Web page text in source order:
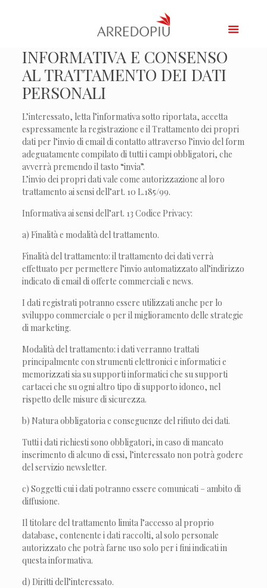
INFORMATIVA E CONSENSO
AL TRATTAMENTO DEI DATI
PERSONALI
L’interessato, letta l’informativa sotto riportata, accetta
espressamente la registrazione e il Trattamento dei propri
dati per l’invio di email di contatto attraverso l’invio del form
adeguatamente compilato di tutti i campi obbligatori, che
avverrà premendo il tasto “invia”.
L’invio dei propri dati vale come autorizzazione al loro
trattamento ai sensi dell’art. 10 L.185/99.
Informativa ai sensi dell’art. 13 Codice Privacy:
a) Finalità e modalità del trattamento.
Finalità del trattamento: il trattamento dei dati verrà
effettuato per permettere l’invio automatizzato all’indirizzo
indicato di email di offerte commerciali e news.
I dati registrati potranno essere utilizzati anche per lo
sviluppo commerciale o per il miglioramento delle strategie
di marketing.
Modalità del trattamento: i dati verranno trattati
principalmente con strumenti elettronici e informatici e
memorizzati sia su supporti informatici che su supporti
cartacei che su ogni altro tipo di supporto idoneo, nel
rispetto delle misure di sicurezza.
b) Natura obbligatoria e conseguenze del rifiuto dei dati.
Tutti i dati richiesti sono obbligatori, in caso di mancato
inserimento di alcuno di essi, l’interessato non potrà godere
del servizio newsletter.
c) Soggetti cui i dati potranno essere comunicati – ambito di
diffusione.
Il titolare del trattamento limita l’accesso al proprio
database, contenente i dati raccolti, al solo personale
autorizzato che potrà farne uso solo per i fini indicati in
questa informativa.
d) Diritti dell’interessato.